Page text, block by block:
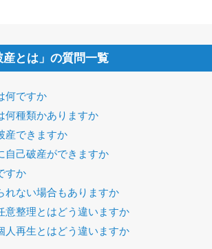
産とは」の質問一覧
何ですか
何種類かありますか
産できますか
自己破産ができますか
すか
れない場合もありますか
意整理とはどう違いますか
人再生とはどう違いますか